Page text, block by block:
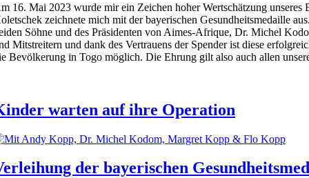
16. Mai 2023 wurde mir ein Zeichen hoher Wertschätzung unseres
zeichnete mich mit der bayerischen Gesundheitsmedaille
Söhne und des Präsidenten von Aimes-Afrique, Dr. Michel
Mitstreitern und dank des Vertrauens der Spender ist diese
Bevölkerung in Togo möglich. Die Ehrung gilt also auch allen
warten auf ihre Operation
der bayerischen